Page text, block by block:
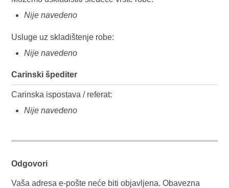
Nije navedeno
Usluge uz skladištenje robe:
Nije navedeno
Carinski špediter
Carinska ispostava / referat:
Nije navedeno
Odgovori
Vaša adresa e-pošte neće biti objavljena. Obavezna